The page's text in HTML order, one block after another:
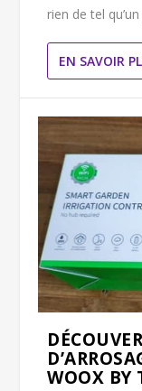
rien de tel
EN SAVOIR
WOOX BY